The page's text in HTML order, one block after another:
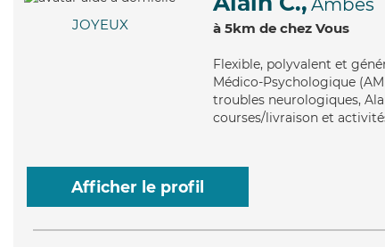
JOYEUX
Ambès
à 5km de chez Vous
Flexible, polyvalent et
Médico-Psychologique
troubles neurologiques,
courses/livraison et
Afficher le profil